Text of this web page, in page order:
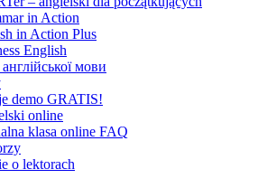
in Action
in Action Plus
English
мови
demo GRATIS!
online
klasa online FAQ
o lektorach